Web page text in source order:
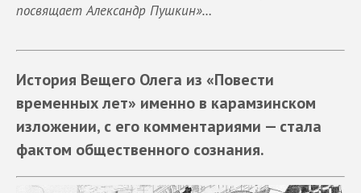
посвящает Александр Пушкин»…
История Вещего Олега из «Повести
временных лет» именно в карамзинском
изложении, с его комментариями — стала
фактом общественного сознания.